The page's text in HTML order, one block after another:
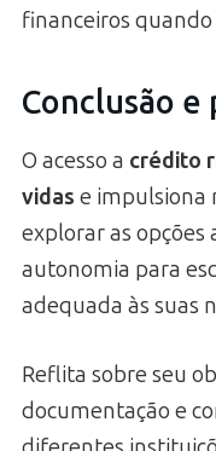
financeiros quando
Conclusão e
O acesso a crédito
vidas e impulsiona
explorar as opções
autonomia para
adequada às suas
Reflita sobre seu
documentação e